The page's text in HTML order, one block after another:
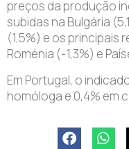
preços da produção
subidas na Bulgária
(1,5%) e os principais
Roménia (-1,3%) e
Em Portugal, o
homóloga e 0,4% em